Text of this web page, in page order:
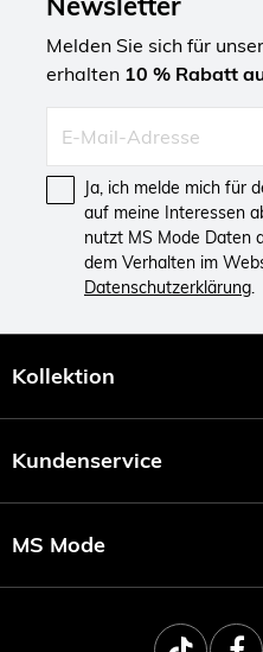
Melden Sie sich für
erhalten 10 % Rabatt
Ja, ich melde mich für
auf meine Interessen
nutzt MS Mode Daten
dem Verhalten im
Datenschutzerklärung.
Kollektion
Kundenservice
MS Mode